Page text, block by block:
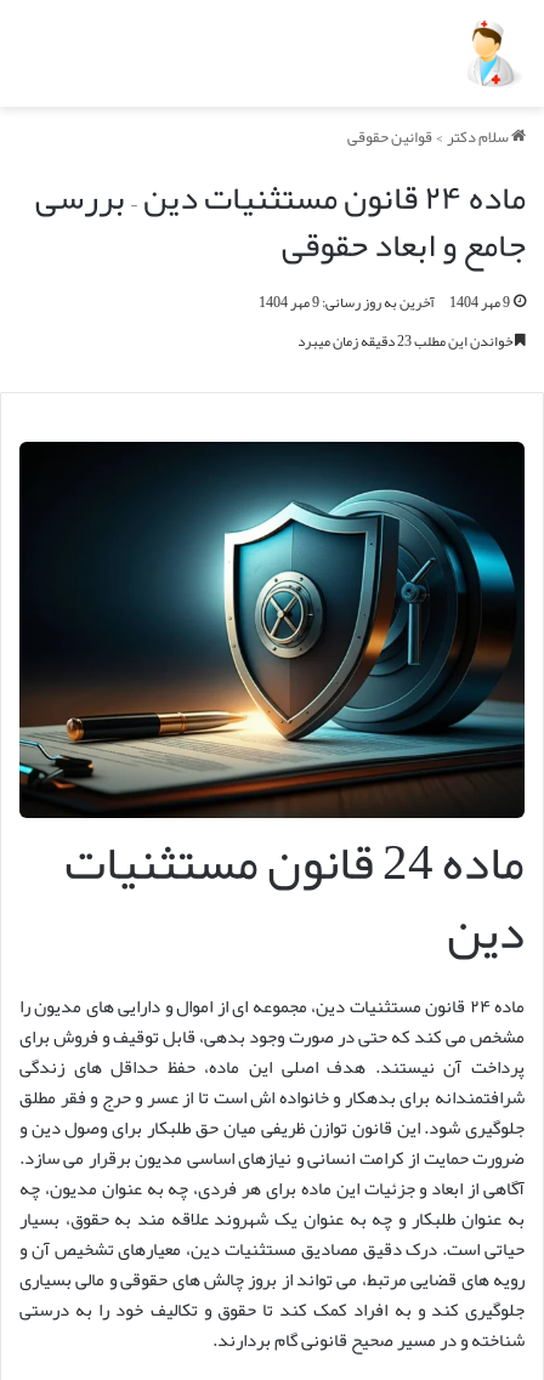
سلام دکتر>قوانین حقوقی
ماده ۲۴ قانون مستثنیات دین – بررسی
جامع و ابعاد حقوقی
9 مهر 1404
آخرین به روز رسانی: 9 مهر 1404
خواندن این مطلب 23 دقیقه زمان میبرد
ماده 24 قانون مستثنیات
دین
ماده ۲۴ قانون مستثنیات دین، مجموعه ای از اموال و دارایی های مدیون را
مشخص می کند که حتی در صورت وجود بدهی، قابل توقیف و فروش برای
پرداخت آن نیستند. هدف اصلی این ماده، حفظ حداقل های زندگی
شرافتمندانه برای بدهکار و خانواده اش است تا از عسر و حرج و فقر مطلق
جلوگیری شود. این قانون توازن ظریفی میان حق طلبکار برای وصول دین و
ضرورت حمایت از کرامت انسانی و نیازهای اساسی مدیون برقرار می سازد.
آگاهی از ابعاد و جزئیات این ماده برای هر فردی، چه به عنوان مدیون، چه
به عنوان طلبکار و چه به عنوان یک شهروند علاقه مند به حقوق، بسیار
حیاتی است. درک دقیق مصادیق مستثنیات دین، معیارهای تشخیص آن و
رویه های قضایی مرتبط، می تواند از بروز چالش های حقوقی و مالی بسیاری
جلوگیری کند و به افراد کمک کند تا حقوق و تکالیف خود را به درستی
شناخته و در مسیر صحیح قانونی گام بردارند.